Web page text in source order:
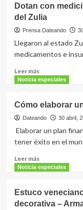
Cano
Caporales:
Mundial
2023:
jugará
Eslovenia,
y
Georgia
fase
grupos
Dotan con
del Zulia
Prensa Dateando
Llegaron al estado
medicamentos e
Leer másLeer
más
con
medicinas
e
insumos
red
hospitalaria
Noticia especiales
Cómo elaborar
Dateando 30 abril,
Elaborar un plan
tener éxito en el
Leer másLeer
más
elaborar
un
Noticia especiales
Estuco
decorativa –